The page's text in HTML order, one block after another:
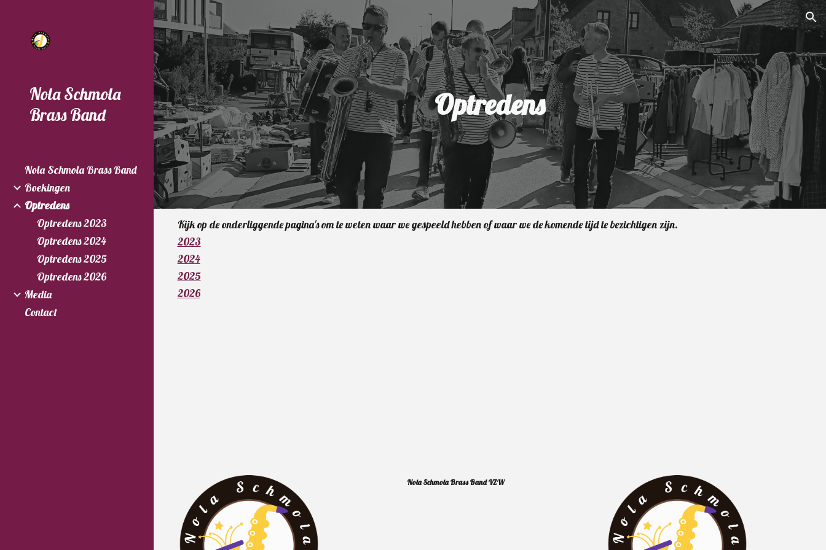
Skip to main content Skip to navigation
Nola Schmola
Brass Band
Nola Schmola Brass Band
Boekingen
Optredens
Optredens 2023
Optredens 2024
Optredens 2025
Optredens 2026
Media
Contact
Optredens
Kijk op de onderliggende pagina's om te weten waar we gespeeld hebben of waar we de komende tijd te bezichtigen zijn.
2023
2024
2025
2026
Nola Schmola Brass Band VZW